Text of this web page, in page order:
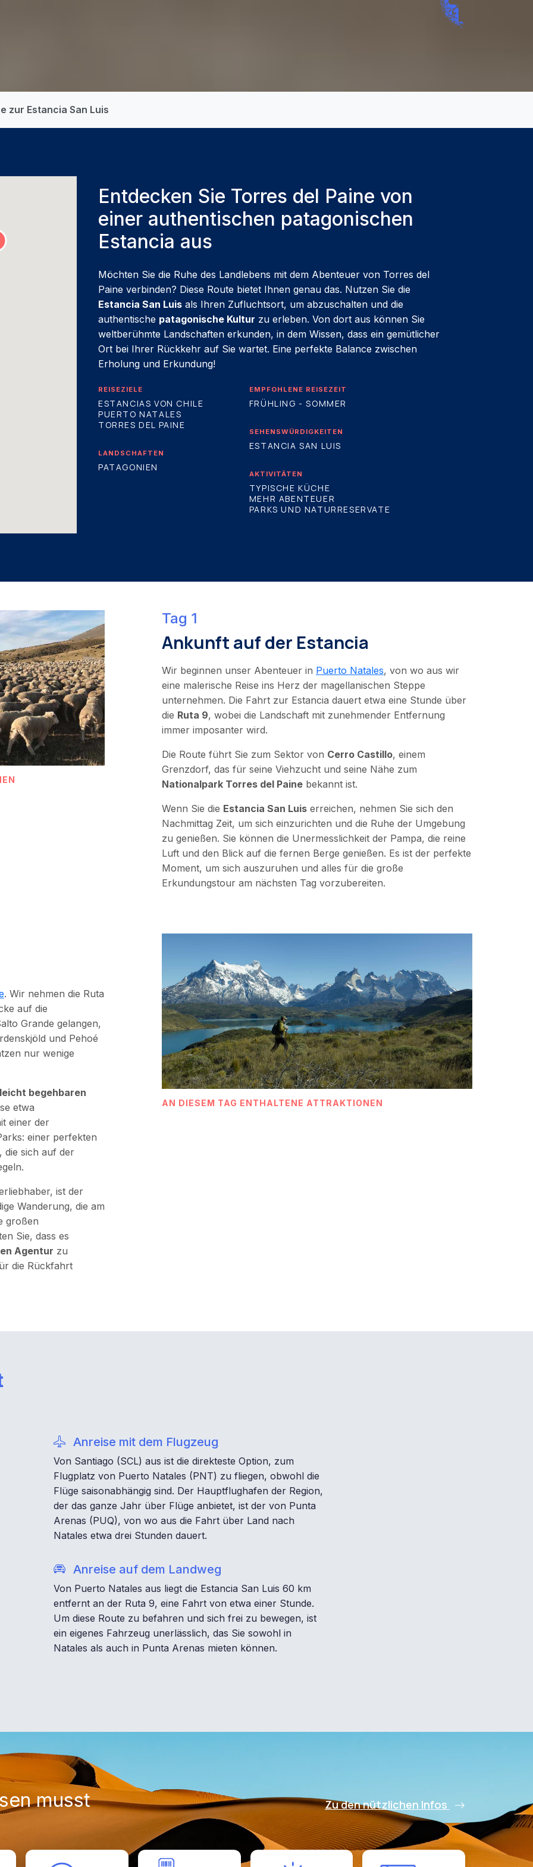
zur Estancia San Luis
Entdecken Sie Torres del Paine von
einer authentischen patagonischen
Estancia aus
Möchten Sie die Ruhe des Landlebens mit dem Abenteuer von Torres del
Paine verbinden? Diese Route bietet Ihnen genau das. Nutzen Sie die
Estancia San Luis als Ihren Zufluchtsort, um abzuschalten und die
authentische patagonische Kultur zu erleben. Von dort aus können Sie
weltberühmte Landschaften erkunden, in dem Wissen, dass ein gemütlicher
Ort bei Ihrer Rückkehr auf Sie wartet. Eine perfekte Balance zwischen
Erholung und Erkundung!
REISEZIELE
ESTANCIAS VON CHILE
PUERTO NATALES
TORRES DEL PAINE
LANDSCHAFTEN
PATAGONIEN
EMPFOHLENE REISEZEIT
FRÜHLING - SOMMER
SEHENSWÜRDIGKEITEN
ESTANCIA SAN LUIS
AKTIVITÄTEN
TYPISCHE KÜCHE
MEHR ABENTEUER
PARKS UND NATURRESERVATE
Tag 1
Ankunft auf der Estancia
Wir beginnen unser Abenteuer in Puerto Natales, von wo aus wir
eine malerische Reise ins Herz der magellanischen Steppe
unternehmen. Die Fahrt zur Estancia dauert etwa eine Stunde über
die Ruta 9, wobei die Landschaft mit zunehmender Entfernung
immer imposanter wird.
Die Route führt Sie zum Sektor von Cerro Castillo, einem
Grenzdorf, das für seine Viehzucht und seine Nähe zum
Nationalpark Torres del Paine bekannt ist.
Wenn Sie die Estancia San Luis erreichen, nehmen Sie sich den
Nachmittag Zeit, um sich einzurichten und die Ruhe der Umgebung
zu genießen. Sie können die Unermesslichkeit der Pampa, die reine
Luft und den Blick auf die fernen Berge genießen. Es ist der perfekte
Moment, um sich auszuruhen und alles für die große
Erkundungstour am nächsten Tag vorzubereiten.
AN DIESEM TAG ENTHALTENE ATTRAKTIONEN
. Wir nehmen die Ruta
auf die
Grande gelangen,
und Pehoé
nur wenige
leicht begehbaren
etwa
einer der
einer perfekten
, die sich auf der
ist der
Wanderung, die am
großen
Sie, dass es
Agentur zu
die Rückfahrt
Anreise mit dem Flugzeug
Von Santiago (SCL) aus ist die direkteste Option, zum
Flugplatz von Puerto Natales (PNT) zu fliegen, obwohl die
Flüge saisonabhängig sind. Der Hauptflughafen der Region,
der das ganze Jahr über Flüge anbietet, ist der von Punta
Arenas (PUQ), von wo aus die Fahrt über Land nach
Natales etwa drei Stunden dauert.
Anreise auf dem Landweg
Von Puerto Natales aus liegt die Estancia San Luis 60 km
entfernt an der Ruta 9, eine Fahrt von etwa einer Stunde.
Um diese Route zu befahren und sich frei zu bewegen, ist
ein eigenes Fahrzeug unerlässlich, das Sie sowohl in
Natales als auch in Punta Arenas mieten können.
musst Zu den nützlichen Infos